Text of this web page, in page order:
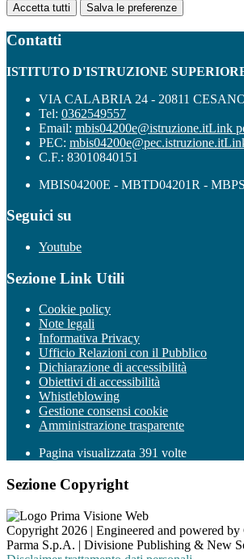
Accetta tutti Salva le preferenze
Contatti
ISTITUTO D'ISTRUZIONE
VIA CALABRIA 24 - 20811
Tel: 0362549557
Email: mbis04200e@istruzione.itLink
PEC: mbis04200e@pec.istruzione.it
C.F.: 83010840151
MBIS04200E - MBTD04201R -
Seguici su
Youtube
Sezione Link Utili
Cookie policy
Note legali
Informativa Privacy
Ufficio Relazioni con il Pubblico
Dichiarazione di accessibilità
Obiettivi di accessibilità
Whistleblowing
Gestione consensi cookie
Amministrazione trasparente
Pagina visualizzata 391 volte
Sezione Copyright
Copyright 2026 | Engineered and powered by
Parma S.p.A. | Divisione Publishing & New